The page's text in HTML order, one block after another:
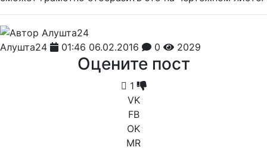
Алушта24 01:46 06.02.2016 0 2029
Оцените пост
1
VK
FB
OK
MR